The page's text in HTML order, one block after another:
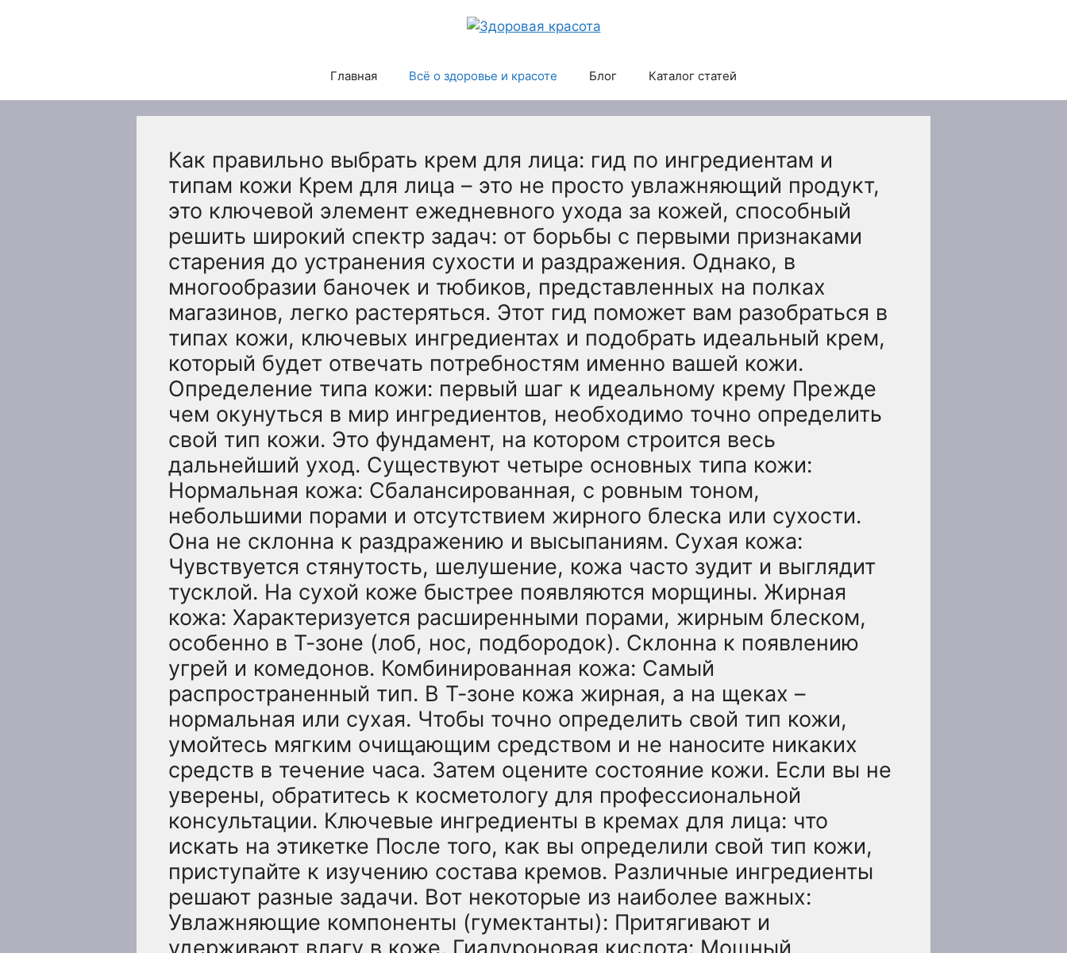
Главная Всё о здоровье и красоте Блог Каталог статей
Как правильно выбрать крем для лица: гид по ингредиентам и
типам кожи Крем для лица – это не просто увлажняющий продукт,
это ключевой элемент ежедневного ухода за кожей, способный
решить широкий спектр задач: от борьбы с первыми признаками
старения до устранения сухости и раздражения. Однако, в
многообразии баночек и тюбиков, представленных на полках
магазинов, легко растеряться. Этот гид поможет вам разобраться в
типах кожи, ключевых ингредиентах и подобрать идеальный крем,
который будет отвечать потребностям именно вашей кожи.
Определение типа кожи: первый шаг к идеальному крему Прежде
чем окунуться в мир ингредиентов, необходимо точно определить
свой тип кожи. Это фундамент, на котором строится весь
дальнейший уход. Существуют четыре основных типа кожи:
Нормальная кожа: Сбалансированная, с ровным тоном,
небольшими порами и отсутствием жирного блеска или сухости.
Она не склонна к раздражению и высыпаниям. Сухая кожа:
Чувствуется стянутость, шелушение, кожа часто зудит и выглядит
тусклой. На сухой коже быстрее появляются морщины. Жирная
кожа: Характеризуется расширенными порами, жирным блеском,
особенно в Т-зоне (лоб, нос, подбородок). Склонна к появлению
угрей и комедонов. Комбинированная кожа: Самый
распространенный тип. В Т-зоне кожа жирная, а на щеках –
нормальная или сухая. Чтобы точно определить свой тип кожи,
умойтесь мягким очищающим средством и не наносите никаких
средств в течение часа. Затем оцените состояние кожи. Если вы не
уверены, обратитесь к косметологу для профессиональной
консультации. Ключевые ингредиенты в кремах для лица: что
искать на этикетке После того, как вы определили свой тип кожи,
приступайте к изучению состава кремов. Различные ингредиенты
решают разные задачи. Вот некоторые из наиболее важных:
Увлажняющие компоненты (гумектанты): Притягивают и
удерживают влагу в коже. Гиалуроновая кислота: Мощный